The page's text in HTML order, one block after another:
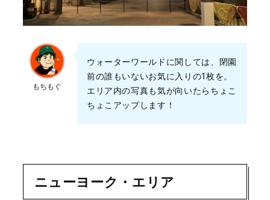
もちもぐ
ウォーターワールドに関しては、閉園
前の誰もいないお気に入りの1枚を。
エリア内の写真も気が向いたらちょこ
ちょこアップします！
ニューヨーク・エリア